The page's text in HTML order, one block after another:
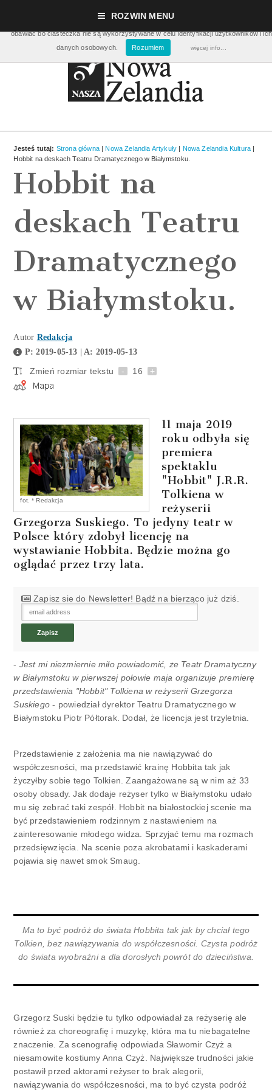
ROZWIN MENU
Jesteś tutaj: Strona główna|Nowa Zelandia Artykuły | Nowa Zelandia Kultura |
Hobbit na deskach Teatru Dramatycznego w Białymstoku.
Hobbit na
deskach Teatru
Dramatycznego
w Białymstoku.
Autor Redakcja
P: 2019-05-13 | A: 2019-05-13
Zmień rozmiar tekstu - 16 +
fot. * Redakcja
11 maja 2019
roku odbyła się
premiera
spektaklu
"Hobbit" J.R.R.
Tolkiena w
reżyserii
Grzegorza Suskiego. To jedyny teatr w
Polsce który zdobył licencję na
wystawianie Hobbita. Będzie można go
oglądać przez trzy lata.
Zapisz sie do Newsletter! Bądź na bierząco już dziś.
- Jest mi niezmiernie miło powiadomić, że Teatr Dramatyczny
w Białymstoku w pierwszej połowie maja organizuje premierę
przedstawienia "Hobbit" Tolkiena w reżyserii Grzegorza
Suskiego - powiedział dyrektor Teatru Dramatycznego w
Białymstoku Piotr Półtorak. Dodał, że licencja jest trzyletnia.
Przedstawienie z założenia ma nie nawiązywać do
współczesności, ma przedstawić krainę Hobbita tak jak
życzyłby sobie tego Tolkien. Zaangażowane są w nim aż 33
osoby obsady. Jak dodaje reżyser tylko w Białymstoku udało
mu się zebrać taki zespół. Hobbit na białostockiej scenie ma
być przedstawieniem rodzinnym z nastawieniem na
zainteresowanie młodego widza. Sprzyjać temu ma rozmach
przedsięwzięcia. Na scenie poza akrobatami i kaskaderami
pojawia się nawet smok Smaug.
Ma to być podróż do świata Hobbita tak jak by chciał tego
Tolkien, bez nawiązywania do współczesności. Czysta podróż
do świata wyobraźni a dla dorosłych powrót do dzieciństwa.
Grzegorz Suski będzie tu tylko odpowiadał za reżyserię ale
również za choreografię i muzykę, która ma tu niebagatelne
znaczenie. Za scenografię odpowiada Sławomir Czyż a
niesamowite kostiumy Anna Czyż. Największe trudności jakie
postawił przed aktorami reżyser to brak alegorii,
nawiązywania do współczesności, ma to być czysta podróż
Nasza strona używa ciasteczek (cookies), dzięki którym nasz serwis może działać
obawiać bo ciasteczka nie są wykorzystywane w celu identyfikacji użytkowników i ich
danych osobowych.
Rozumiem więcej info...